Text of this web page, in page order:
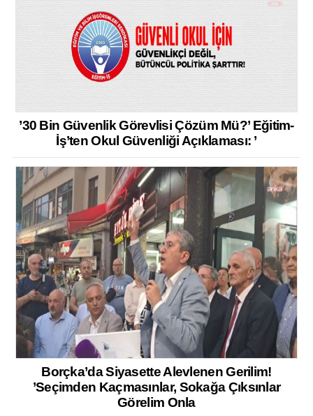
’30 Bin Güvenlik Görevlisi Çözüm Mü?’ Eğitim-
İş’ten Okul Güvenliği Açıklaması: ’
Borçka’da Siyasette Alevlenen Gerilim!
’Seçimden Kaçmasınlar, Sokağa Çıksınlar
Görelim Onla